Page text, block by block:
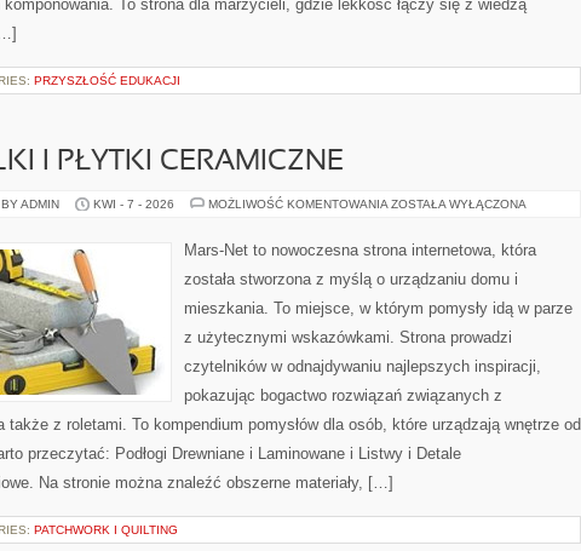
komponowania. To strona dla marzycieli, gdzie lekkość łączy się z wiedzą
PRZYSZŁOŚĆ EDUKACJI
I PŁYTKI CERAMICZNE
ADMIN KWI - 7 - 2026 MOŻLIWOŚĆ KOMENTOWANIA KAFELKI
CERAMICZNE
ZOSTAŁA WYŁĄCZONA
Mars-Net to nowoczesna strona internetowa, która
została stworzona z myślą o urządzaniu domu i
mieszkania. To miejsce, w którym pomysły idą w parze
z użytecznymi wskazówkami. Strona prowadzi
czytelników w odnajdywaniu najlepszych inspiracji,
pokazując bogactwo rozwiązań związanych z
także z roletami. To kompendium pomysłów dla osób, które urządzają wnętrze od
przeczytać: Podłogi Drewniane i Laminowane i Listwy i Detale
Na stronie można znaleźć obszerne materiały, […]
PATCHWORK I QUILTING